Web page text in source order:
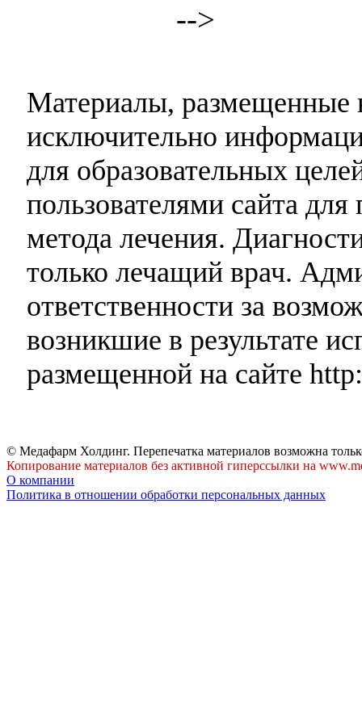
-->
Материалы, размещенные
исключительно
для образовательных
пользователями сайта
метода лечения.
только лечащий врач.
ответственности за
возникшие в результате
размещенной на сайте
© Медафарм Холдинг. Перепечатка материалов возможна
Копирование материалов без активной гиперссылки на
О компании
Политика в отношении обработки персональных данных